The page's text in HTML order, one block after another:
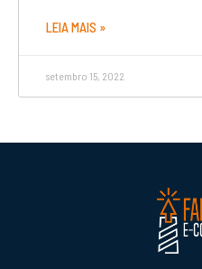
LEIA MAIS »
setembro 15, 2022